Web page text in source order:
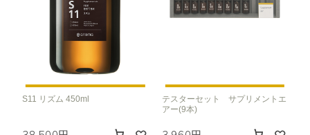
S11 リズム 450ml
テスターセット サプリメントエ
アー(9本)